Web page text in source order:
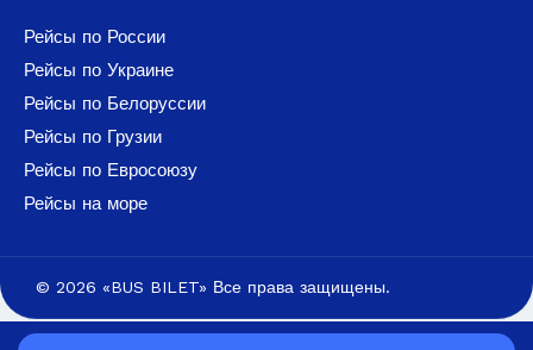
Рейсы по России
Рейсы по Украине
Рейсы по Белоруссии
Рейсы по Грузии
Рейсы по Евросоюзу
Рейсы на море
© 2026 «BUS BILET» Все права защищены.